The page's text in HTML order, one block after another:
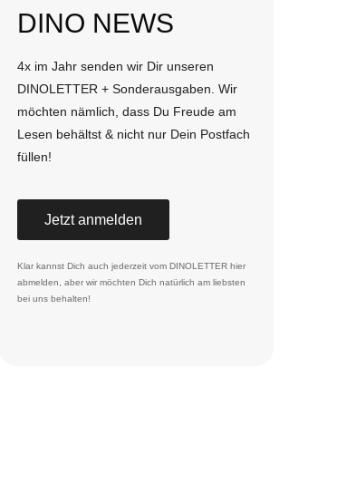
DINO NEWS
4x im Jahr senden wir Dir unseren
DINOLETTER + Sonderausgaben. Wir
möchten nämlich, dass Du Freude am
Lesen behältst & nicht nur Dein Postfach
füllen!
Jetzt anmelden
Klar kannst Dich auch jederzeit vom DINOLETTER hier
abmelden, aber wir möchten Dich natürlich am liebsten
bei uns behalten!